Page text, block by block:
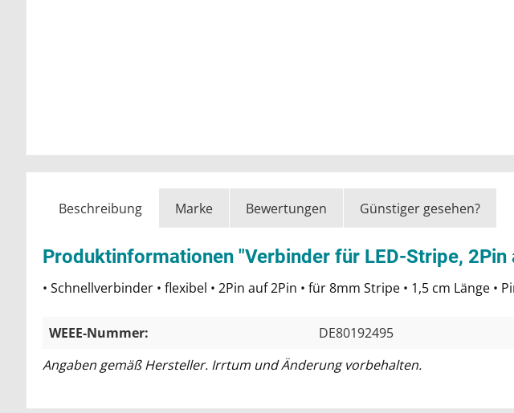
Beschreibung Marke Bewertungen Günstiger gesehen?
Produktinformationen "Verbinder für LED-Stripe, 2Pin
• Schnellverbinder • flexibel • 2Pin auf 2Pin • für 8mm Stripe • 1,5 cm Länge •
WEEE-Nummer:
DE80192495
Angaben gemäß Hersteller. Irrtum und Änderung vorbehalten.